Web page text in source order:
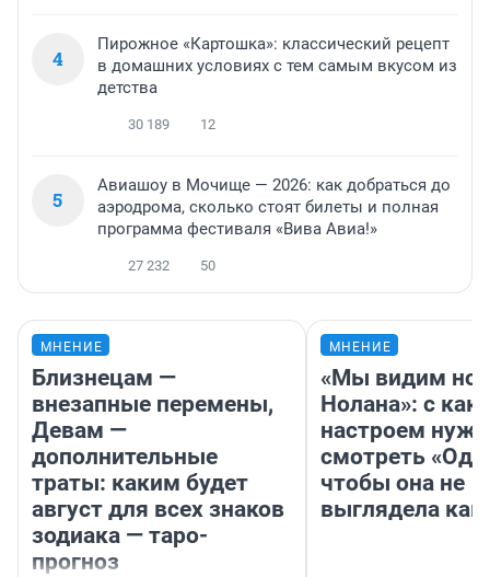
4
Пирожное «Картошка»: классический рецепт
в домашних условиях с тем самым вкусом из
детства
30 189 12
5
Авиашоу в Мочище — 2026: как добраться до
аэродрома, сколько стоят билеты и полная
программа фестиваля «Вива Авиа!»
27 232 50
МНЕНИЕ
Близнецам —
внезапные перемены,
Девам —
дополнительные
траты: каким будет
август для всех знаков
зодиака — таро-
прогноз
МНЕНИЕ
«Мы видим
Нолана»: с
настроем
смотреть
чтобы она не
выглядела как